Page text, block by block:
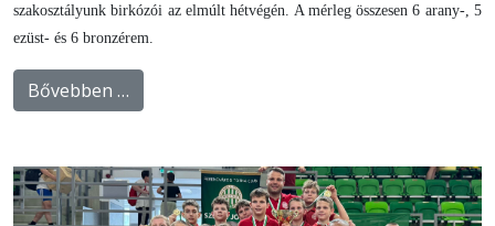
szakosztályunk birkózói az elmúlt hétvégén. A mérleg összesen 6 arany-, 5
ezüst- és 6 bronzérem.
Bővebben …